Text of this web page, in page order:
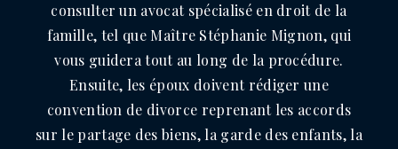
consulter un avocat spécialisé en droit de la
famille, tel que Maître Stéphanie Mignon, qui
vous guidera tout au long de la procédure.
Ensuite, les époux doivent rédiger une
convention de divorce reprenant les accords
sur le partage des biens, la garde des enfants, la